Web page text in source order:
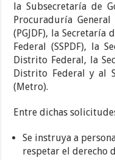
la Subsecretaría de
Procuraduría
(PGJDF), la
Federal (SSPDF), la
Distrito Federal, la
Distrito Federal y al
(Metro).
Entre dichas
Se instruya a
respetar el derecho